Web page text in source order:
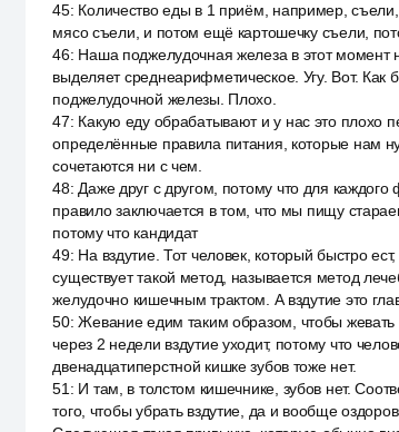
45: Количество еды в 1 приём, например,
мясо съели, и потом ещё картошечку съели,
46: Наша поджелудочная железа в этот момент
выделяет среднеарифметическое. Угу. Вот. Как
поджелудочной железы. Плохо.
47: Какую еду обрабатывают и у нас это плохо
определённые правила питания, которые нам
сочетаются ни с чем.
48: Даже друг с другом, потому что для
правило заключается в том, что мы пищу
потому что кандидат
49: На вздутие. Тот человек, который быстро
существует такой метод, называется метод
желудочно кишечным трактом. А вздутие это
50:Жевание едим таким образом, чтобы
через 2 недели вздутие уходит, потому что
двенадцатиперстной кишке зубов тоже нет.
51 : И там, в толстом кишечнике, зубов нет.
того, чтобы убрать вздутие, да и вообще